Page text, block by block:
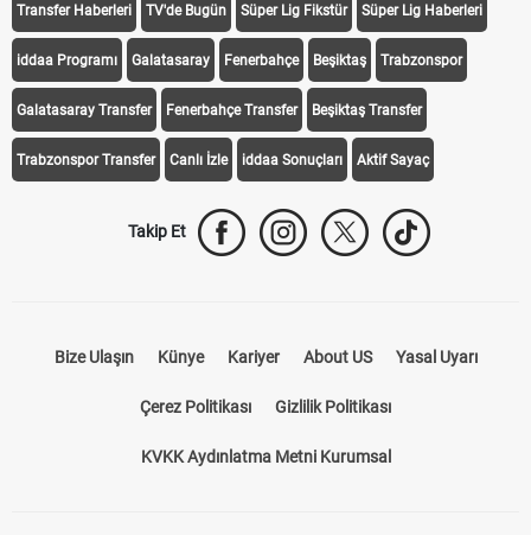
Transfer Haberleri TV'de Bugün Süper Lig Fikstür Süper Lig Haberleri
iddaa Programı Galatasaray Fenerbahçe Beşiktaş Trabzonspor
Galatasaray Transfer Fenerbahçe Transfer Beşiktaş Transfer
Trabzonspor Transfer Canlı İzle iddaa Sonuçları Aktif Sayaç
Takip Et
Bize Ulaşın Künye Kariyer About US Yasal Uyarı
Çerez Politikası Gizlilik Politikası
KVKK Aydınlatma Metni Kurumsal